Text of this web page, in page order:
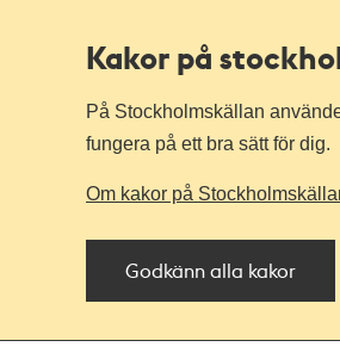
Kakor på
På Stockholmskällan
fungera på ett bra sätt för dig.
Om kakor på
Godkänn alla kakor